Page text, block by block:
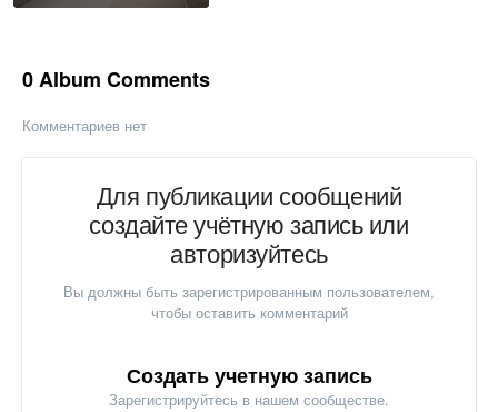
0 Album Comments
Комментариев нет
Для публикации сообщений
создайте учётную запись или
авторизуйтесь
Вы должны быть зарегистрированным пользователем,
чтобы оставить комментарий
Создать учетную запись
Зарегистрируйтесь в нашем сообществе.